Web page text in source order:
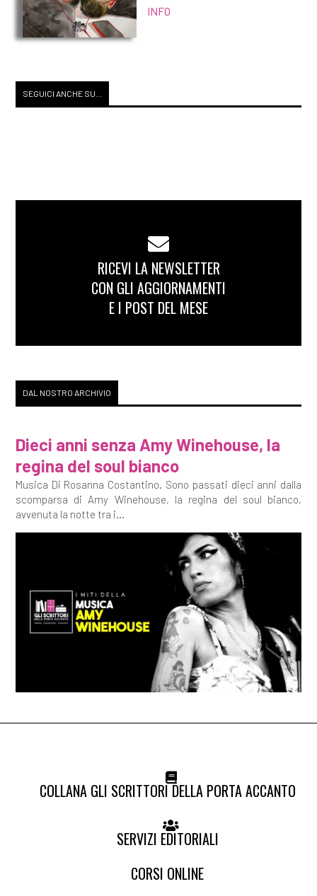
INFO
SEGUICI ANCHE SU...
RICEVI LA NEWSLETTER
CON GLI AGGIORNAMENTI
E I POST DEL MESE
DAL NOSTRO ARCHIVIO
Dieci anni senza Amy Winehouse, la
regina del soul bianco
Musica Di Rosanna Costantino. Sono passati dieci anni dalla
scomparsa di Amy Winehouse, la regina del soul bianco,
avvenuta la notte tra i...
COLLANA GLI SCRITTORI DELLA PORTA ACCANTO
SERVIZI EDITORIALI
CORSI ONLINE